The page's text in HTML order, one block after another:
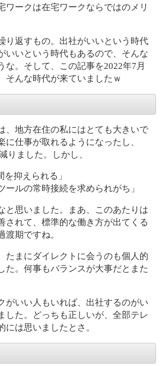
ワークは在宅ワークならではのメリ
り返すもの。出社がいいという時代
いいという時代もあるので、そんな
な。そして、この記事を2022年7月
そんな時代が来ていましたｗ
、地方在住の私にはとても大きいで
に仕事が取れるようになったし、
りました。しかし、
を抑えられる」
ールの常時接続を求められがち」
と思いました。まあ、このあたりは
されて、標準的な働き方が出てくる
渡期ですね。
たまにダイレクトに会うのも個人的
た。何事もバランスが大事だとまた
がいい人もいれば、出社するのがい
した。どっちも正しいが、全部テレ
には思いましたとさ。